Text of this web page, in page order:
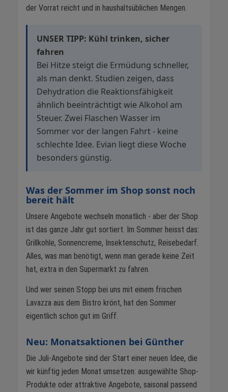
der Vorrat reicht und in haushaltsüblichen Mengen.
UNSER TIPP: Kühl trinken, sicher
fahren
Bei Hitze steigt die Ermüdung schneller,
als man denkt. Studien zeigen, dass
Dehydration die Reaktionsfähigkeit
ähnlich beeinträchtigt wie Alkohol am
Steuer. Zwei Flaschen Wasser im
Sommer vor der langen Fahrt - keine
schlechte Idee. Evian liegt diese Woche
besonders günstig.
Was der Sommer im Shop sonst noch
bereit hält
Unsere Angebote wechseln monatlich - aber der Shop
ist das ganze Jahr gut sortiert. Im Sommer heisst das:
Grillkohle, Sonnencreme, Insektenschutz, Reisebedarf.
Alles, was man benötigt, wenn man gerade keine Zeit
hat, extra in den Supermarkt zu fahren.
Und wer seinen Stopp bei uns mit einem frischen
Lavazza aus dem Bistro krönt, hat den Sommer
eigentlich schon gut im Griff.
Neu: Monatsaktionen bei Günther
Die Juli-Angebote sind der Start einer neuen Idee, die
wir künftig jeden Monat umsetzen: ausgewählte Shop-
Produkte oder attraktive Angebote, saisonal passend